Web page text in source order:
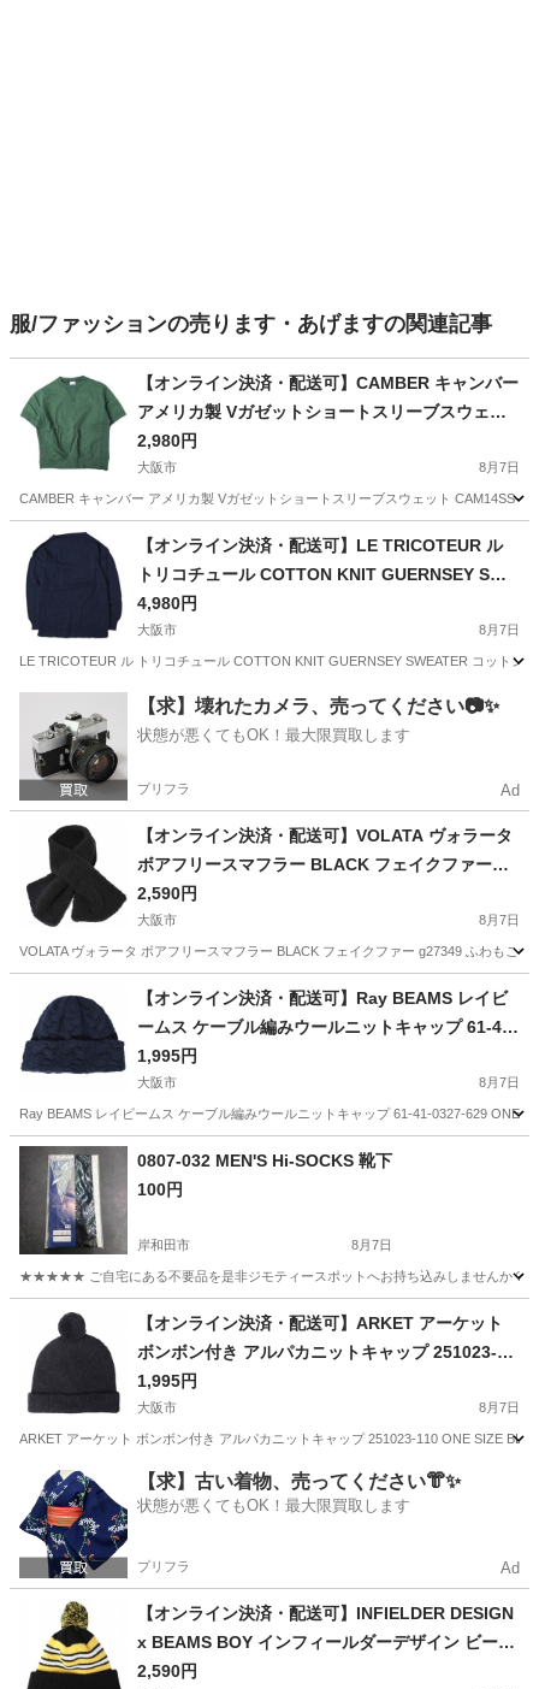
服/ファッションの売ります・あげますの関連記事
【オンライン決済・配送可】CAMBER キャンバー
アメリカ製 Vガゼットショートスリーブスウェッ
ト CAM14SS-004 S GREEN トレーナー 半袖 Tシ
ャツ トップス【中古】【CAMBER】
2,980円
大阪市 8月7日
CAMBER キャンバー アメリカ製 Vガゼットショートスリーブスウェット CAM14SS-
大阪 大阪市 トレーナー
【オンライン決済・配送可】LE TRICOTEUR ル
トリコチュール COTTON KNIT GUERNSEY SWE
ATER コットンニットガンジーセーター TR-4142
36 NAVY セーター プルオーバー トップス【中
古】【LE TRICOTEUR】
4,980円
大阪市 8月7日
LE TRICOTEUR ル トリコチュール COTTON KNIT GUERNSEY SWEATER コットン
ニット
【求】壊れたカメラ、売ってください📷✨
状態が悪くてもOK！最大限買取します
プリフラ Ad
【オンライン決済・配送可】VOLATA ヴォラータ
ボアフリースマフラー BLACK フェイクファー
【中古】【VOLATA】
2,590円
大阪市 8月7日
VOLATA ヴォラータ ボアフリースマフラー BLACK フェイクファー g27349 ふわもこ
小物
【オンライン決済・配送可】Ray BEAMS レイビ
ームス ケーブル編みウールニットキャップ 61-41-
0327-629 ONE SIZE NAVY ワッチキャップ ビー
ニー ニット帽 帽子【中古】【Ray BEAMS】
1,995円
大阪市 8月7日
Ray BEAMS レイビームス ケーブル編みウールニットキャップ 61-41-0327-629 ONE
大阪 大阪市
0807-032 MEN'S Hi-SOCKS 靴下
100円
岸和田市 8月7日
★★★★★ ご自宅にある不要品を是非ジモティースポットへお持ち込みしませんか？
小物 現地
【オンライン決済・配送可】ARKET アーケット
ボンボン付き アルパカニットキャップ 251023-11
0 ONE SIZE BLACK ワッチキャップ ビーニー ニ
ット帽 帽子【中古】【ARKET】
1,995円
大阪市 8月7日
ARKET アーケット ボンボン付き アルパカニットキャップ 251023-110 ONE SIZE
大阪 大阪市 小物
【求】古い着物、売ってください👘✨
状態が悪くてもOK！最大限買取します
プリフラ Ad
【オンライン決済・配送可】INFIELDER DESIGN
x BEAMS BOY インフィールダーデザイン ビーム
スボーイ 別注 日本製 ボーダーポンポンニットキ
2,590円